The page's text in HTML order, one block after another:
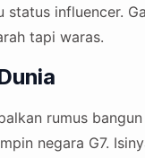
influencer.
tapi waras.
rumus
negara G7.